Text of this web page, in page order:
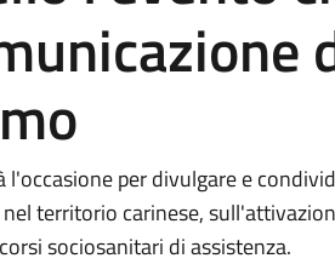
l'occasione per divulgare e
territorio carinese,
sociosanitari di assistenza.